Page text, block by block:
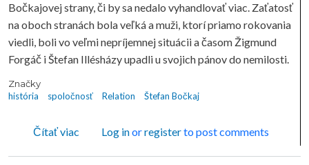
Bočkajovej strany, či by sa nedalo vyhandlovať viac. Zaťatosť
na oboch stranách bola veľká a muži, ktorí priamo rokovania
viedli, boli vo veľmi nepríjemnej situácii a časom Žigmund
Forgáč i Štefan Illésházy upadli u svojich pánov do nemilosti.
Značky
história
spoločnosť Relation Štefan Bočkaj
Čítať viaco RELATION - BOČKAJOVA SMRŤ
Log inorregisterto post comments